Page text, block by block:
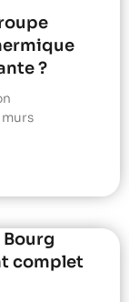
?
complet